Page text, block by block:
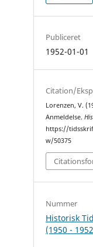
Publiceret
1952-01-01
Citation/
Lorenzen, V.
Anmeldelse.
https://
w/50375
Nummer
Historisk
(1950 -